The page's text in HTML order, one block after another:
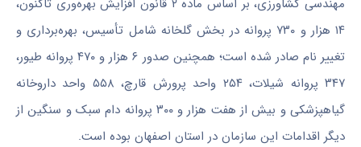
مهندسی کشاورزی، بر اساس ماده ۲ قانون افزایش بهره‌وری تاکنون،
۱۴ هزار و ۷۳۰ پروانه در بخش گلخانه شامل تأسیس، بهره‌برداری و
تغییر نام صادر شده است؛ همچنین صدور ۶ هزار و ۴۷۰ پروانه طیور،
۳۴۷ پروانه شیلات، ۲۵۴ واحد پرورش قارچ، ۵۵۸ واحد داروخانه
گیاهپزشکی و بیش از هفت هزار و ۳۰۰ پروانه دام سبک و سنگین از
دیگر اقدامات این سازمان در استان اصفهان بوده است.